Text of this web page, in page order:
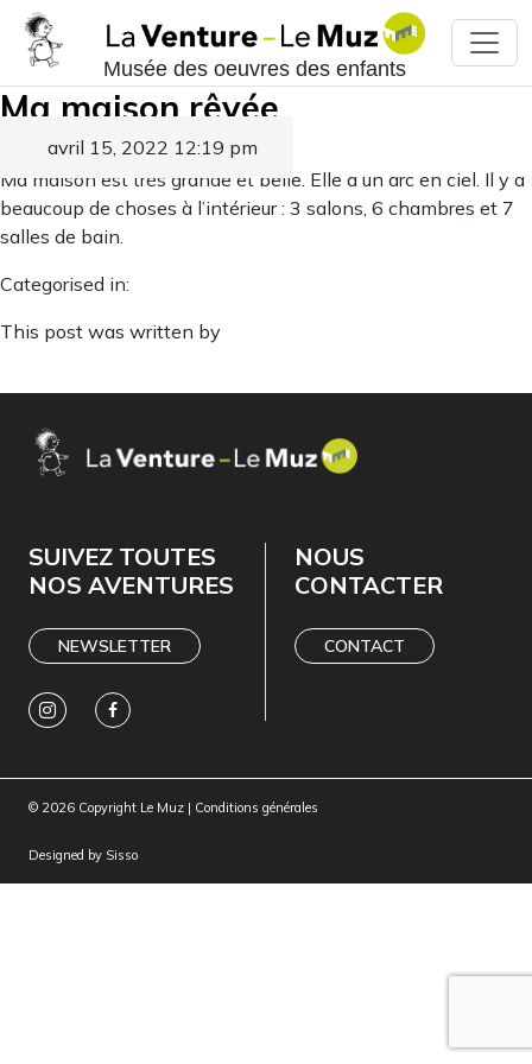
Musée des oeuvres des enfants
Ma maison rêvée
avril 15, 2022 12:19 pm
Published by
Ma maison est très grande et belle. Elle a un arc en ciel. Il y a
beaucoup de choses à l’intérieur : 3 salons, 6 chambres et 7
salles de bain.
Categorised in:
This post was written by
SUIVEZ TOUTES
NOS AVENTURES
NEWSLETTER
NOUS
CONTACTER
CONTACT
© 2026 Copyright Le Muz | Conditions générales
Designed by Sisso